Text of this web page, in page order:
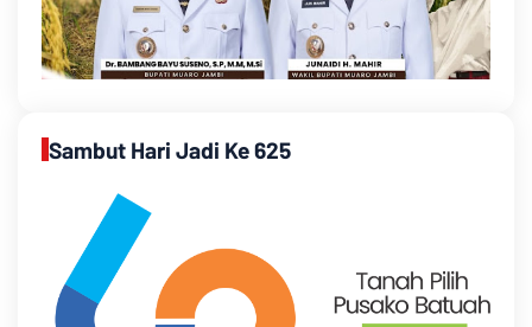
Sambut Hari Jadi Ke 625